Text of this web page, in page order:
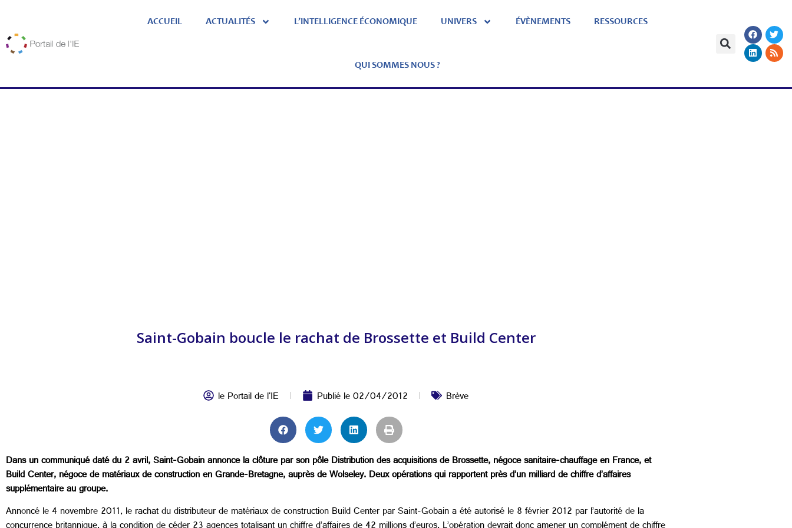
ACCUEIL ACTUALITÉS L’INTELLIGENCE ÉCONOMIQUE UNIVERS ÉVÈNEMENTS RESSOURCES
QUI SOMMES NOUS ?
Saint-Gobain boucle le rachat de Brossette et Build Center
le Portail de l'IE Publié le02/04/2012 Brève
Dans un communiqué daté du 2 avril, Saint-Gobain annonce la clôture par son pôle Distribution des acquisitions de Brossette, négoce sanitaire-chauffage en France, et
Build Center, négoce de matériaux de construction en Grande-Bretagne, auprès de Wolseley. Deux opérations qui rapportent près d’un milliard de chiffre d’affaires
supplémentaire au groupe.
Annoncé le 4 novembre 2011, le rachat du distributeur de matériaux de construction Build Center par Saint-Gobain a été autorisé le 8 février 2012 par l’autorité de la